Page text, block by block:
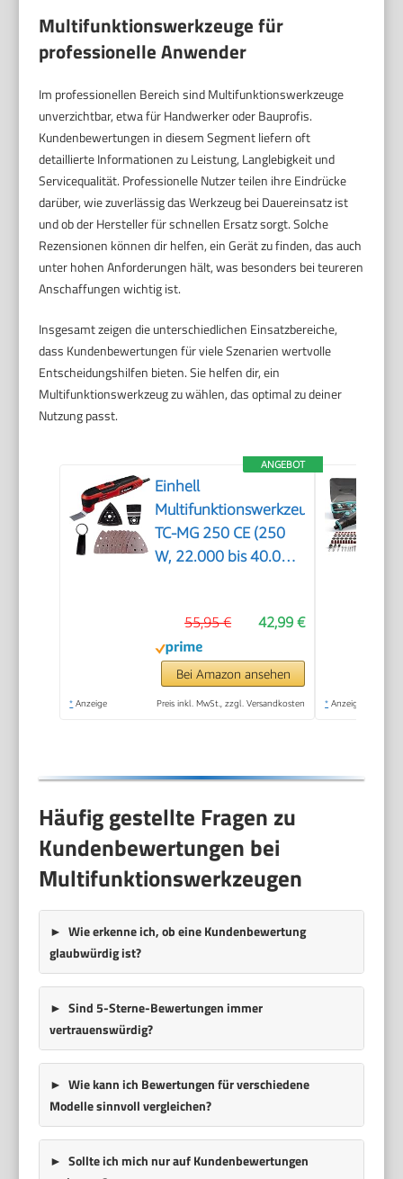
Multifunktionswerkzeuge für
professionelle Anwender
Im professionellen Bereich sind Multifunktionswerkzeuge
unverzichtbar, etwa für Handwerker oder Bauprofis.
Kundenbewertungen in diesem Segment liefern oft
detaillierte Informationen zu Leistung, Langlebigkeit und
Servicequalität. Professionelle Nutzer teilen ihre Eindrücke
darüber, wie zuverlässig das Werkzeug bei Dauereinsatz ist
und ob der Hersteller für schnellen Ersatz sorgt. Solche
Rezensionen können dir helfen, ein Gerät zu finden, das auch
unter hohen Anforderungen hält, was besonders bei teureren
Anschaffungen wichtig ist.
Insgesamt zeigen die unterschiedlichen Einsatzbereiche,
dass Kundenbewertungen für viele Szenarien wertvolle
Entscheidungshilfen bieten. Sie helfen dir, ein
Multifunktionswerkzeug zu wählen, das optimal zu deiner
Nutzung passt.
ANGEBOT
Einhell
Multifunktionswerkzeug
TC-MG 250 CE (250
W, 22.000 bis 40.000
Werkzeugaufnahme,
Drehzahlelektronik,
inkl. Zubehör)
42,99 €
55,95 €
Bei Amazon ansehen
* Anzeige Preis inkl. MwSt., zzgl. Versandkosten * Anzeige
Häufig gestellte Fragen zu
Kundenbewertungen bei
Multifunktionswerkzeugen
Wie erkenne ich, ob eine Kundenbewertung
glaubwürdig ist?
Sind 5-Sterne-Bewertungen immer
vertrauenswürdig?
Wie kann ich Bewertungen für verschiedene
Modelle sinnvoll vergleichen?
Sollte ich mich nur auf Kundenbewertungen